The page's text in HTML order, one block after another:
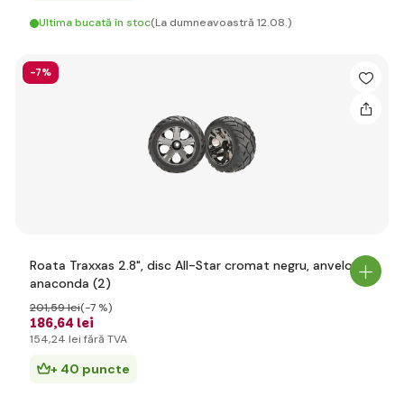
Ultima bucată în stoc(La dumneavoastră 12.08.)
-7%
Roata Traxxas 2.8", disc All-Star cromat negru, anvelope
anaconda (2)
186,64 lei
201,59 lei(-7 %)
154,24 lei fără TVA
+ 40 puncte